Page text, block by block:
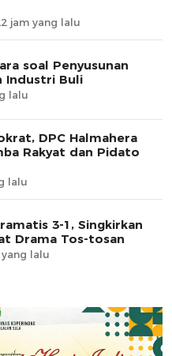
jam yang lalu
soal Penyusunan
Industri Buli
lalu
DPC Halmahera
Rakyat dan Pidato
lalu
3-1, Singkirkan
Drama Tos-tosan
yang lalu